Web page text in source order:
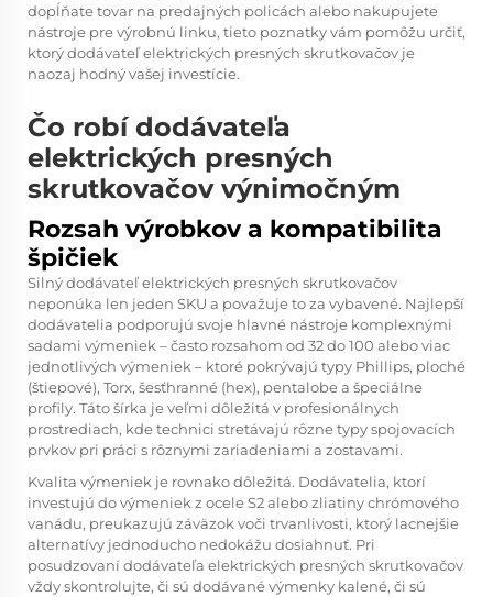
dopĺňate tovar na predajných policách alebo nakupujete
nástroje pre výrobnú linku, tieto poznatky vám pomôžu určiť,
ktorý dodávateľ elektrických presných skrutkovačov je
naozaj hodný vašej investície.
Čo robí dodávateľa
elektrických presných
skrutkovačov výnimočným
Rozsah výrobkov a kompatibilita
špičiek
Silný dodávateľ elektrických presných skrutkovačov
neponúka len jeden SKU a považuje to za vybavené. Najlepší
dodávatelia podporujú svoje hlavné nástroje komplexnými
sadami výmeniek – často rozsahom od 32 do 100 alebo viac
jednotlivých výmeniek – ktoré pokrývajú typy Phillips, ploché
(štiepové), Torx, šesťhranné (hex), pentalobe a špeciálne
profily. Táto šírka je veľmi dôležitá v profesionálnych
prostrediach, kde technici stretávajú rôzne typy spojovacích
prvkov pri práci s rôznymi zariadeniami a zostavami.
Kvalita výmeniek je rovnako dôležitá. Dodávatelia, ktorí
investujú do výmeniek z ocele S2 alebo zliatiny chrómového
vanádu, preukazujú záväzok voči trvanlivosti, ktorý lacnejšie
alternatívy jednoducho nedokážu dosiahnuť. Pri
posudzovaní dodávateľa elektrických presných skrutkovačov
vždy skontrolujte, či sú dodávané výmenky kalené, či sú